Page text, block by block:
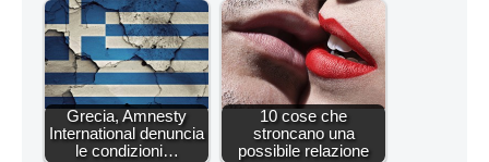
Grecia, Amnesty
International denuncia
le condizioni…
10 cose che
stroncano una
possibile relazione